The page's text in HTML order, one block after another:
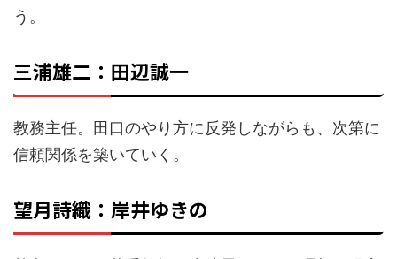
う。
三浦雄二：田辺誠一
教務主任。田口のやり方に反発しながらも、次第に
信頼関係を築いていく。
望月詩織：岸井ゆきの